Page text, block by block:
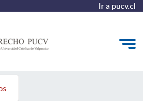
Ir a pucv.cl
Raúl